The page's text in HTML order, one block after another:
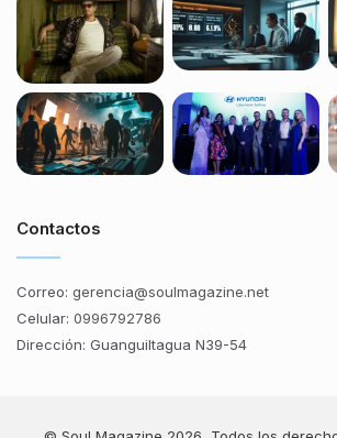
Contactos
Correo: gerencia@soulmagazine.net
Celular: 0996792786
Dirección: Guanguiltagua N39-54